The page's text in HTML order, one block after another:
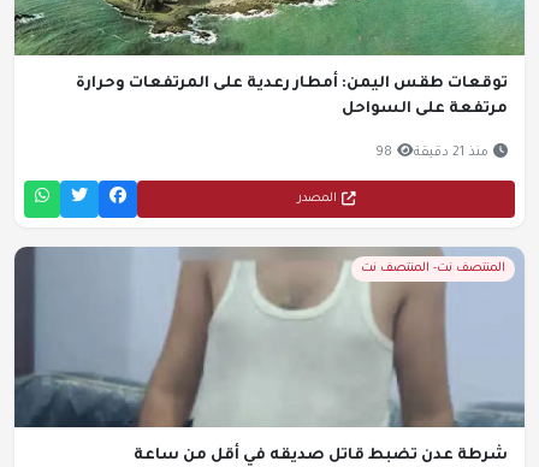
توقعات طقس اليمن: أمطار رعدية على المرتفعات وحرارة
مرتفعة على السواحل
منذ 21 دقيقة 98
المصدر
المنتصف نت- المنتصف نت
شرطة عدن تضبط قاتل صديقه في أقل من ساعة